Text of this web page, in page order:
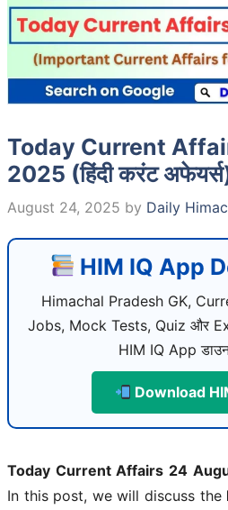
Today Current
2025 (हिंदी करंट
August 24, 2025 by Daily
HIM IQ App
Himachal Pradesh GK,
Jobs, Mock Tests, Quiz और
HIM IQ App
Download
Today Current Affairs 24
In this post, we will discuss the